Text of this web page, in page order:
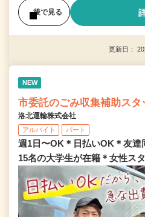
後で見る
更新日：
NEW
市委託のごみ収集補助スタ
洛北運輸株式会社
アルバイト パート
週1日〜OK＊日払いOK＊友達
15名の大学生が在籍＊女性ス